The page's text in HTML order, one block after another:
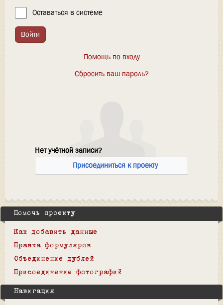
Оставаться в системе
Войти
Помощь по входу
Сбросить ваш пароль?
Нет учётной записи?
Присоединиться к проекту
Помочь проекту
Как добавить данные
Правка формуляров
Объединение дублей
Присоединение фотографий
Навигация